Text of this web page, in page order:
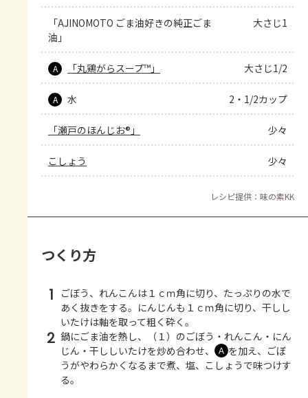
「AJINOMOTO ごま油好きの純正ごま
油」
大さじ1
A 「丸鶏がらスープ™」 大さじ1/2
A 水 2・1/2カップ
「瀬戸のほんじお®」 少々
こしょう 少々
レシピ提供：味の素KK
つくり方
1
ごぼう、れんこんは１ｃｍ角に切り、たっぷりの水で
あく抜きをする。にんじんも１ｃｍ角に切り、干しし
いたけは軸を取って粗く砕く。
2 鍋にごま油を熱し、（１）のごぼう・れんこん・にん
じん・干ししいたけを炒め合わせ、
Ａ を加え、ごぼ
うがやわらかくなるまで煮、塩、こしょうで味つけす
る。